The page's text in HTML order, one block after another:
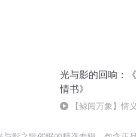
光与影的回响：
情书》
【鲸阅万象】情
情书写给了每一个人